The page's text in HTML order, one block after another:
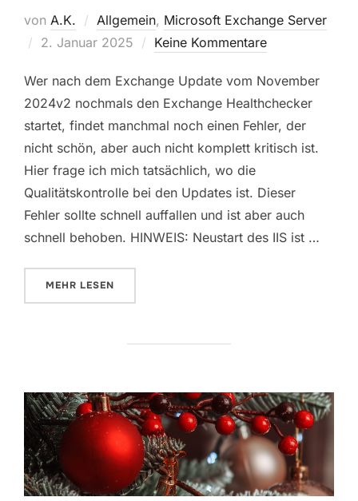
von A.K. Allgemein, Microsoft Exchange Server
Veröffentlicht
2. Januar 2025 Keine Kommentare
Wer nach dem Exchange Update vom November
2024v2 nochmals den Exchange Healthchecker
startet, findet manchmal noch einen Fehler, der
nicht schön, aber auch nicht komplett kritisch ist.
Hier frage ich mich tatsächlich, wo die
Qualitätskontrolle bei den Updates ist. Dieser
Fehler sollte schnell auffallen und ist aber auch
schnell behoben. HINWEIS: Neustart des IIS ist …
MEHR ÜBER „IANATIMEZONEMAPPINGS.XML INVALID
LESEN